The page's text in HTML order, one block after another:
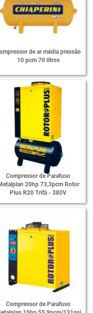
de ar média pressão
10 pcm 70 litros
Compressor de Parafuso
20hp 73,3pcm Rotor
Plus R20 Trifá - 380V
Compressor de Parafuso